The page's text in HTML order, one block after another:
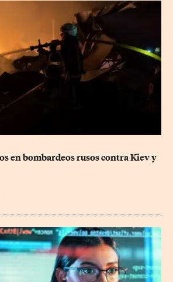
en bombardeos rusos contra Kiev y